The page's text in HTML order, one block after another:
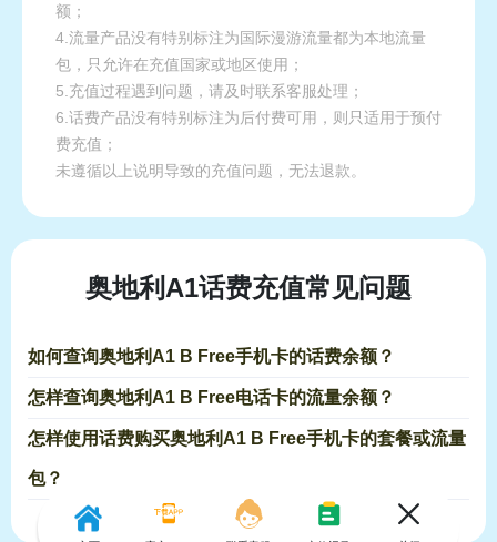
额；
4.流量产品没有特别标注为国际漫游流量都为本地流量
包，只允许在充值国家或地区使用；
5.充值过程遇到问题，请及时联系客服处理；
6.话费产品没有特别标注为后付费可用，则只适用于预付
费充值；
未遵循以上说明导致的充值问题，无法退款。
奥地利A1话费充值常见问题
如何查询奥地利A1 B Free手机卡的话费余额？
怎样查询奥地利A1 B Free电话卡的流量余额？
怎样使用话费购买奥地利A1 B Free手机卡的套餐或流量
包？